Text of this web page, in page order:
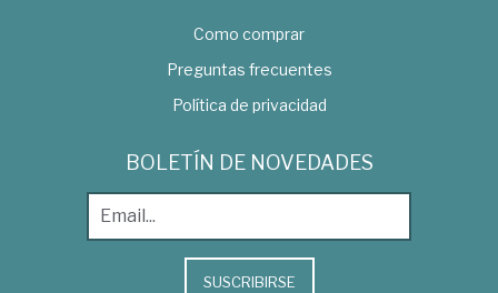
Como comprar
Preguntas frecuentes
Política de privacidad
BOLETÍN DE NOVEDADES
SUSCRIBIRSE